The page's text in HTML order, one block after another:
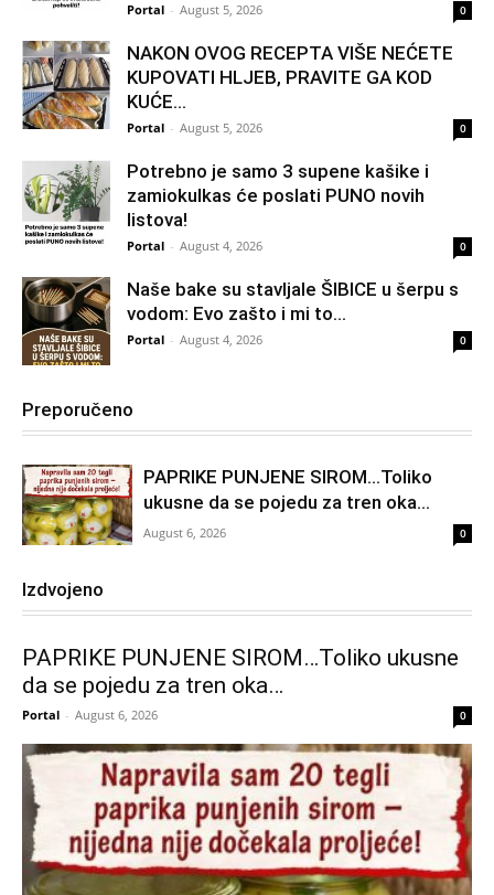
Portal - August 5, 2026 0
NAKON OVOG RECEPTA VIŠE NEĆETE
KUPOVATI HLJEB, PRAVITE GA KOD
KUĆE…
Portal - August 5, 2026 0
Potrebno je samo 3 supene kašike i
zamiokulkas će poslati PUNO novih
listova!
Portal - August 4, 2026 0
Naše bake su stavljale ŠIBICE u šerpu s
vodom: Evo zašto i mi to...
Portal - August 4, 2026 0
Preporučeno
PAPRIKE PUNJENE SIROM…Toliko
ukusne da se pojedu za tren oka…
August 6, 2026 0
Izdvojeno
PAPRIKE PUNJENE SIROM…Toliko ukusne
da se pojedu za tren oka…
Portal - August 6, 2026 0